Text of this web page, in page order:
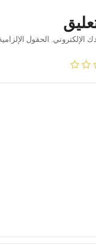
الإلكتروني. الحقول